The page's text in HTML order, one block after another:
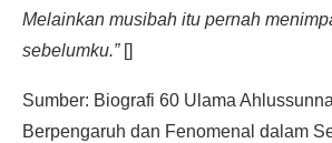
Melainkan musibah itu pernah
sebelumku.”[]
Sumber: Biografi 60 Ulama
Berpengaruh dan Fenomenal dalam